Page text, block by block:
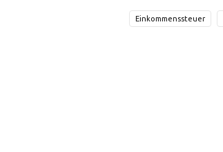
Einkommenssteuer